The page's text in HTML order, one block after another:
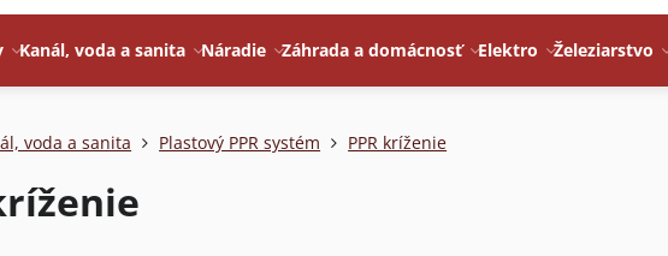
Kanál, voda a sanita Náradie Záhrada a domácnosť Elektro Železiarstvo
voda a sanita Plastový PPR systém PPR kríženie